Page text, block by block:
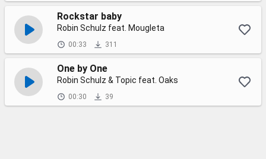
Rockstar baby
Robin Schulz feat. Mougleta
00:33 311
One by One
Robin Schulz & Topic feat. Oaks
00:30 39